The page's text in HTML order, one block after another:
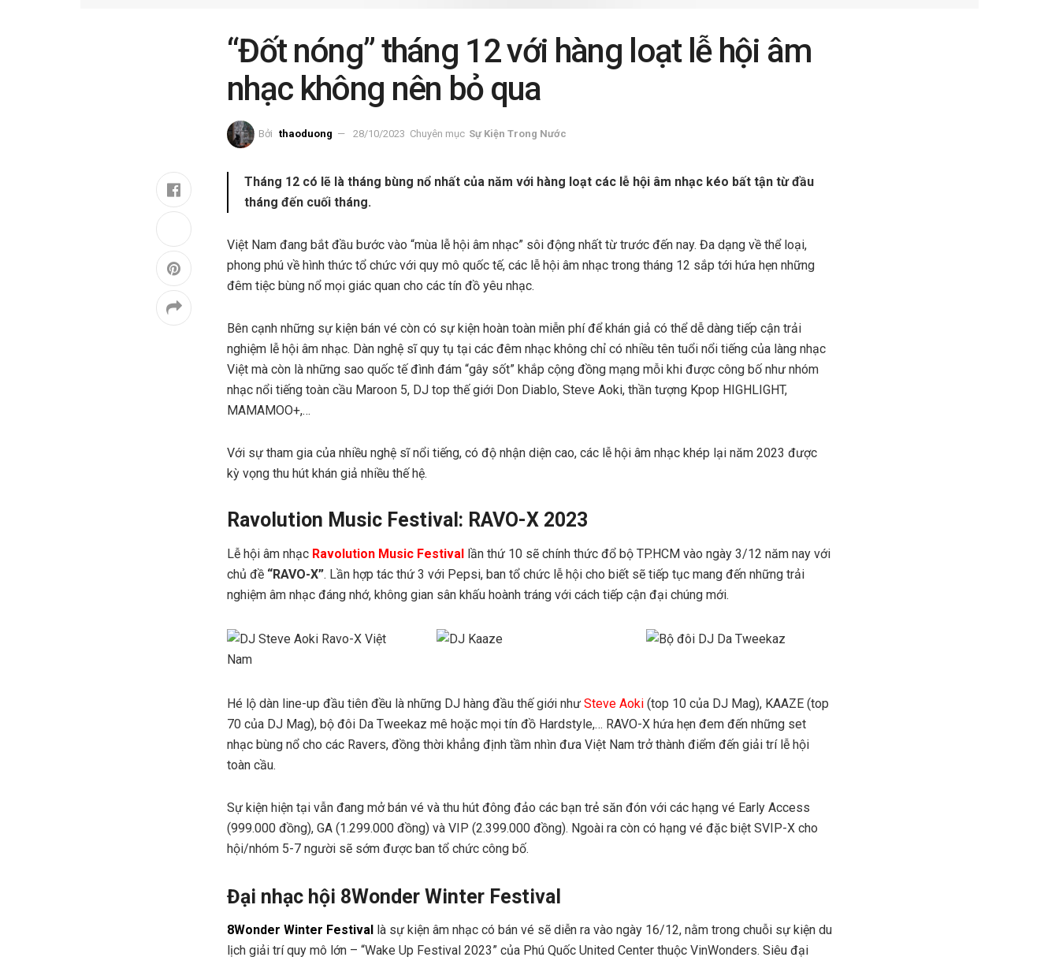
“Đốt nóng” tháng 12 với hàng loạt lễ hội âm
nhạc không nên bỏ qua
Bởi thaoduong 28/10/2023 Chuyên mục Sự Kiện Trong Nước
Tháng 12 có lẽ là tháng bùng nổ nhất của năm với hàng loạt các lễ hội âm nhạc kéo bất tận từ đầu
tháng đến cuối tháng.
Việt Nam đang bắt đầu bước vào “mùa lễ hội âm nhạc” sôi động nhất từ trước đến nay. Đa dạng về thể loại,
phong phú về hình thức tổ chức với quy mô quốc tế, các lễ hội âm nhạc trong tháng 12 sắp tới hứa hẹn những
đêm tiệc bùng nổ mọi giác quan cho các tín đồ yêu nhạc.
Bên cạnh những sự kiện bán vé còn có sự kiện hoàn toàn miễn phí để khán giả có thể dễ dàng tiếp cận trải
nghiệm lễ hội âm nhạc. Dàn nghệ sĩ quy tụ tại các đêm nhạc không chỉ có nhiều tên tuổi nổi tiếng của làng nhạc
Việt mà còn là những sao quốc tế đình đám “gây sốt” khắp cộng đồng mạng mỗi khi được công bố như nhóm
nhạc nổi tiếng toàn cầu Maroon 5, DJ top thế giới Don Diablo, Steve Aoki, thần tượng Kpop HIGHLIGHT,
MAMAMOO+,…
Với sự tham gia của nhiều nghệ sĩ nổi tiếng, có độ nhận diện cao, các lễ hội âm nhạc khép lại năm 2023 được
kỳ vọng thu hút khán giả nhiều thế hệ.
Ravolution Music Festival: RAVO-X 2023
Lễ hội âm nhạc Ravolution Music Festival lần thứ 10 sẽ chính thức đổ bộ TP.HCM vào ngày 3/12 năm nay với
chủ đề “RAVO-X”. Lần hợp tác thứ 3 với Pepsi, ban tổ chức lễ hội cho biết sẽ tiếp tục mang đến những trải
nghiệm âm nhạc đáng nhớ, không gian sân khấu hoành tráng với cách tiếp cận đại chúng mới.
Hé lộ dàn line-up đầu tiên đều là những DJ hàng đầu thế giới như Steve Aoki (top 10 của DJ Mag), KAAZE (top
70 của DJ Mag), bộ đôi Da Tweekaz mê hoặc mọi tín đồ Hardstyle,… RAVO-X hứa hẹn đem đến những set
nhạc bùng nổ cho các Ravers, đồng thời khẳng định tầm nhìn đưa Việt Nam trở thành điểm đến giải trí lễ hội
toàn cầu.
Sự kiện hiện tại vẫn đang mở bán vé và thu hút đông đảo các bạn trẻ săn đón với các hạng vé Early Access
(999.000 đồng), GA (1.299.000 đồng) và VIP (2.399.000 đồng). Ngoài ra còn có hạng vé đặc biệt SVIP-X cho
hội/nhóm 5-7 người sẽ sớm được ban tổ chức công bố.
Đại nhạc hội 8Wonder Winter Festival
8Wonder Winter Festival
là sự kiện âm nhạc có bán vé sẽ diễn ra vào ngày 16/12, nằm trong chuỗi sự kiện du
lịch giải trí quy mô lớn – “Wake Up Festival 2023” của Phú Quốc United Center thuộc VinWonders. Siêu đại